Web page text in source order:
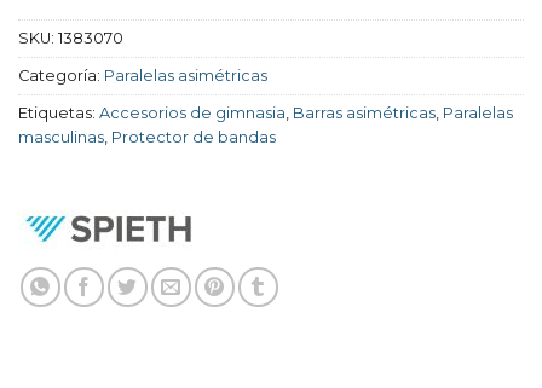
SKU: 1383070
Categoría: Paralelas asimétricas
Etiquetas: Accesorios de gimnasia, Barras asimétricas, Paralelas
masculinas, Protector de bandas